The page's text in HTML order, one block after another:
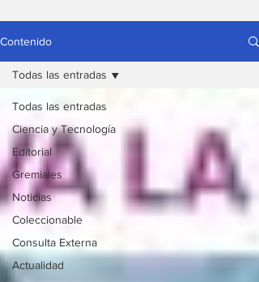
Contenido
Todas las entradas
Ciencia y Tecnología
Editorial
Gremiales
Noticias
Coleccionable
Consulta Externa
Actualidad
Todas las entradas